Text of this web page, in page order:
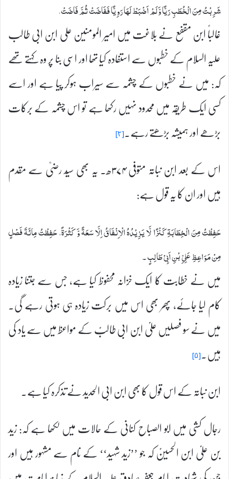
شَرِبْتُ مِنَ الْخُطَبِ رَيًّا وَّلَمْ اَضْبَطْ لَهَا رَوِيًّا فَفَاضَتْ ثُمَّ فَاضَتْ.
غالباً ابن مقفع نے بلاغت میں امیر المومنین علی ابن ابی طالب
علیہ السلام کے خطبوں سے استفادہ کیا تھا اور اسی بنا پر وہ کہتے تھے
کہ: میں نے خطبوں کے چشمہ سے سیراب ہوکر پیا ہے اور اسے
کسی ایک طریقہ میں محدود نہیں رکھا ہے تو اس چشمہ کے برکات
بڑھے اور ہمیشہ بڑھتے رہے۔[۴]
اس کے بعد ابن نباتہ متوفی ۳۷۴ھ۔ یہ بھی سیّد رضیؒ سے مقدم
ہیں اور ان کا یہ قول ہے:
حَفِظْتُ مِنَ الْخِطَابَةِ كَنْزًا لَّا يَزِيْدُهُ الْاِنْفَاقُ اِلَّا سَعَةً وَّ كَثْرَةً، حَفِظْتُ مِائَةَ فَصْلٍ
مِنْ مَوَاعِظِ عَلِیِّ بْنِ اَبِیْ طَالِبٍ ۔
میں نے خطابت کا ایک خزانہ محفوظ کیا ہے، جس سے جتنا زیادہ
کام لیا جائے، پھر بھی اس میں برکت زیادہ ہی ہوتی رہے گی۔
میں نے سو فصلیں علیؑ ابن ابی طالبؑ کے مواعظ میں سے یاد کی
ہیں۔[۵]
ابن نباتہ کے اس قول کا بھی ابن ابی الحدید نے تذکرہ کیا ہے۔
رجال کشی میں ابو الصباح کنانی کے حالات میں لکھا ہے کہ: زید
بن علیؑ ابن الحسینؑ کہ جو ’’زید شہید‘‘ کے نام سے مشہور ہیں اور